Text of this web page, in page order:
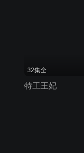
32集全
特工王妃